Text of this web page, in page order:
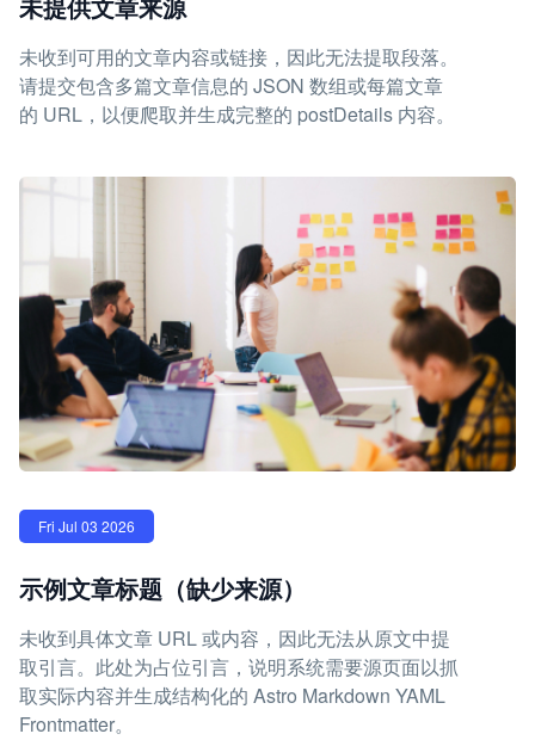
未收到可用的文章内容或链接，因此无法提取段落。
请提交包含多篇文章信息的 JSON 数组或每篇文章
的 URL，以便爬取并生成完整的 postDetails 内容。
Fri Jul 03 2026
示例文章标题（缺少来源）
未收到具体文章 URL 或内容，因此无法从原文中提
取引言。此处为占位引言，说明系统需要源页面以抓
取实际内容并生成结构化的 Astro Markdown YAML
Frontmatter。